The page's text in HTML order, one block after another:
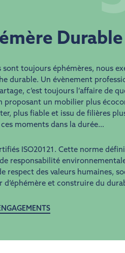
Durable
sont toujours éphémères, nous
durable. Un évènement
c’est toujours l’affaire de
proposant un mobilier plus
plus fiable et issu de filières
moments dans la durée…
ISO20121. Cette norme
responsabilité
respect des valeurs humaines,
d’éphémère et construire du